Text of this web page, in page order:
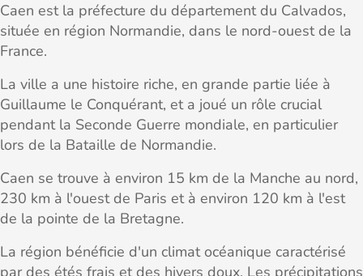
Caen est la préfecture du département du Calvados,
située en région Normandie, dans le nord-ouest de la
France.
La ville a une histoire riche, en grande partie liée à
Guillaume le Conquérant, et a joué un rôle crucial
pendant la Seconde Guerre mondiale, en particulier
lors de la Bataille de Normandie.
Caen se trouve à environ 15 km de la Manche au nord,
230 km à l'ouest de Paris et à environ 120 km à l'est
de la pointe de la Bretagne.
La région bénéficie d'un climat océanique caractérisé
par des étés frais et des hivers doux. Les précipitations